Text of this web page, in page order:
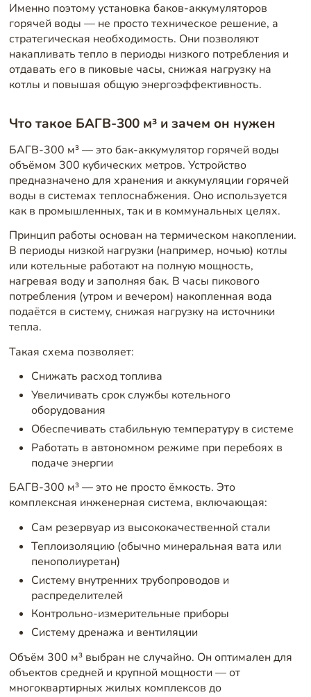
Именно поэтому установка баков-аккумуляторов
горячей воды — не просто техническое решение, а
стратегическая необходимость. Они позволяют
накапливать тепло в периоды низкого потребления и
отдавать его в пиковые часы, снижая нагрузку на
котлы и повышая общую энергоэффективность.
Что такое БАГВ-300 м³ и зачем он нужен
БАГВ-300 м³ — это бак-аккумулятор горячей воды
объёмом 300 кубических метров. Устройство
предназначено для хранения и аккумуляции горячей
воды в системах теплоснабжения. Оно используется
как в промышленных, так и в коммунальных целях.
Принцип работы основан на термическом накоплении.
В периоды низкой нагрузки (например, ночью) котлы
или котельные работают на полную мощность,
нагревая воду и заполняя бак. В часы пикового
потребления (утром и вечером) накопленная вода
подаётся в систему, снижая нагрузку на источники
тепла.
Такая схема позволяет:
Снижать расход топлива
Увеличивать срок службы котельного
оборудования
Обеспечивать стабильную температуру в системе
Работать в автономном режиме при перебоях в
подаче энергии
БАГВ-300 м³ — это не просто ёмкость. Это
комплексная инженерная система, включающая:
Сам резервуар из высококачественной стали
Теплоизоляцию (обычно минеральная вата или
пенополиуретан)
Систему внутренних трубопроводов и
распределителей
Контрольно-измерительные приборы
Систему дренажа и вентиляции
Объём 300 м³ выбран не случайно. Он оптимален для
объектов средней и крупной мощности — от
многоквартирных жилых комплексов до